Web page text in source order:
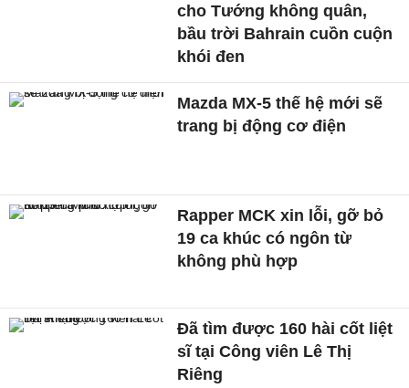
cho Tướng không quân,
bầu trời Bahrain cuồn cuộn
khói đen
Mazda MX-5 thế hệ mới sẽ
trang bị động cơ điện
Rapper MCK xin lỗi, gỡ bỏ
19 ca khúc có ngôn từ
không phù hợp
Đã tìm được 160 hài cốt liệt
sĩ tại Công viên Lê Thị
Riêng